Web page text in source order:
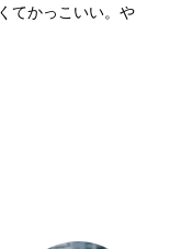
てかっこいい。や